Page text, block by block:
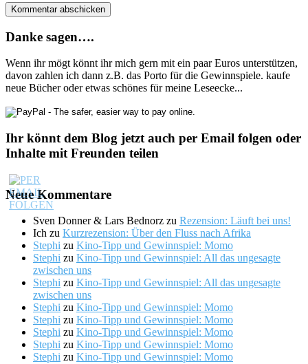
Danke sagen….
Wenn ihr mögt könnt ihr mich gern mit ein paar Euros unterstützen,
davon zahlen ich dann z.B. das Porto für die Gewinnspiele. kaufe
neue Bücher oder etwas schönes für meine Leseecke...
Ihr könnt dem Blog jetzt auch per Email folgen oder
Inhalte mit Freunden teilen
Neue Kommentare
Sven Donner & Lars Bednorz zu Rezension: Läuft bei uns!
Ich zu Kurzrezension: Über den Fluss nach Afrika
Stephi zu Kino-Tipp und Gewinnspiel: Momo
Stephi zu Kino-Tipp und Gewinnspiel: All das ungesagte
zwischen uns
Stephi zu Kino-Tipp und Gewinnspiel: All das ungesagte
zwischen uns
Stephi zu Kino-Tipp und Gewinnspiel: Momo
Stephi zu Kino-Tipp und Gewinnspiel: Momo
Stephi zu Kino-Tipp und Gewinnspiel: Momo
Stephi zu Kino-Tipp und Gewinnspiel: Momo
Stephi zu Kino-Tipp und Gewinnspiel: Momo